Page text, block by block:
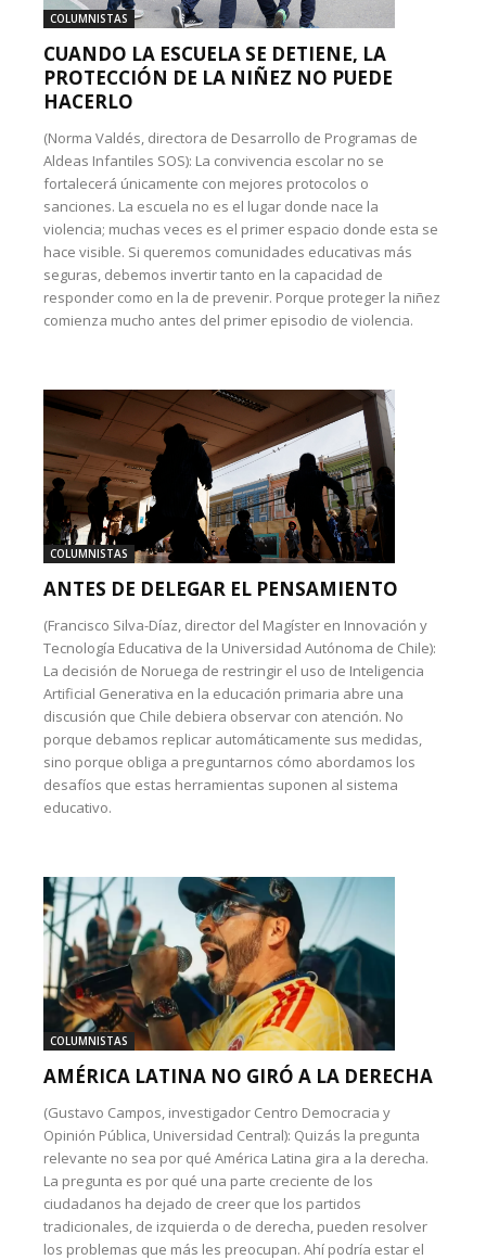
COLUMNISTAS
CUANDO LA ESCUELA SE DETIENE, LA
PROTECCIÓN DE LA NIÑEZ NO PUEDE
HACERLO
(Norma Valdés, directora de Desarrollo de Programas de
Aldeas Infantiles SOS): La convivencia escolar no se
fortalecerá únicamente con mejores protocolos o
sanciones. La escuela no es el lugar donde nace la
violencia; muchas veces es el primer espacio donde esta se
hace visible. Si queremos comunidades educativas más
seguras, debemos invertir tanto en la capacidad de
responder como en la de prevenir. Porque proteger la niñez
comienza mucho antes del primer episodio de violencia.
COLUMNISTAS
ANTES DE DELEGAR EL PENSAMIENTO
(Francisco Silva-Díaz, director del Magíster en Innovación y
Tecnología Educativa de la Universidad Autónoma de Chile):
La decisión de Noruega de restringir el uso de Inteligencia
Artificial Generativa en la educación primaria abre una
discusión que Chile debiera observar con atención. No
porque debamos replicar automáticamente sus medidas,
sino porque obliga a preguntarnos cómo abordamos los
desafíos que estas herramientas suponen al sistema
educativo.
COLUMNISTAS
AMÉRICA LATINA NO GIRÓ A LA DERECHA
(Gustavo Campos, investigador Centro Democracia y
Opinión Pública, Universidad Central): Quizás la pregunta
relevante no sea por qué América Latina gira a la derecha.
La pregunta es por qué una parte creciente de los
ciudadanos ha dejado de creer que los partidos
tradicionales, de izquierda o de derecha, pueden resolver
los problemas que más les preocupan. Ahí podría estar el